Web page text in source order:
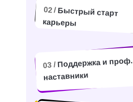
02 / Быстрый старт
карьеры
03 / Поддержка и проф.
наставники